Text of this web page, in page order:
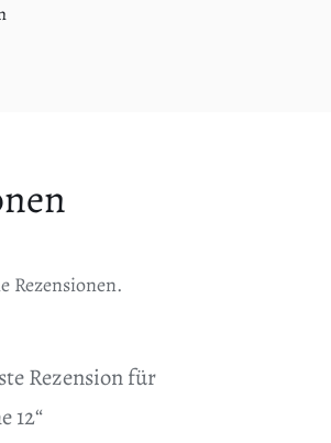
Rezensionen.
Rezension für
12“